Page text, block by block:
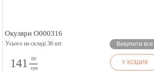
Окуляри O000316
Усього на складі 36 шт. Викупити все
141
00
грн
У КОШИК